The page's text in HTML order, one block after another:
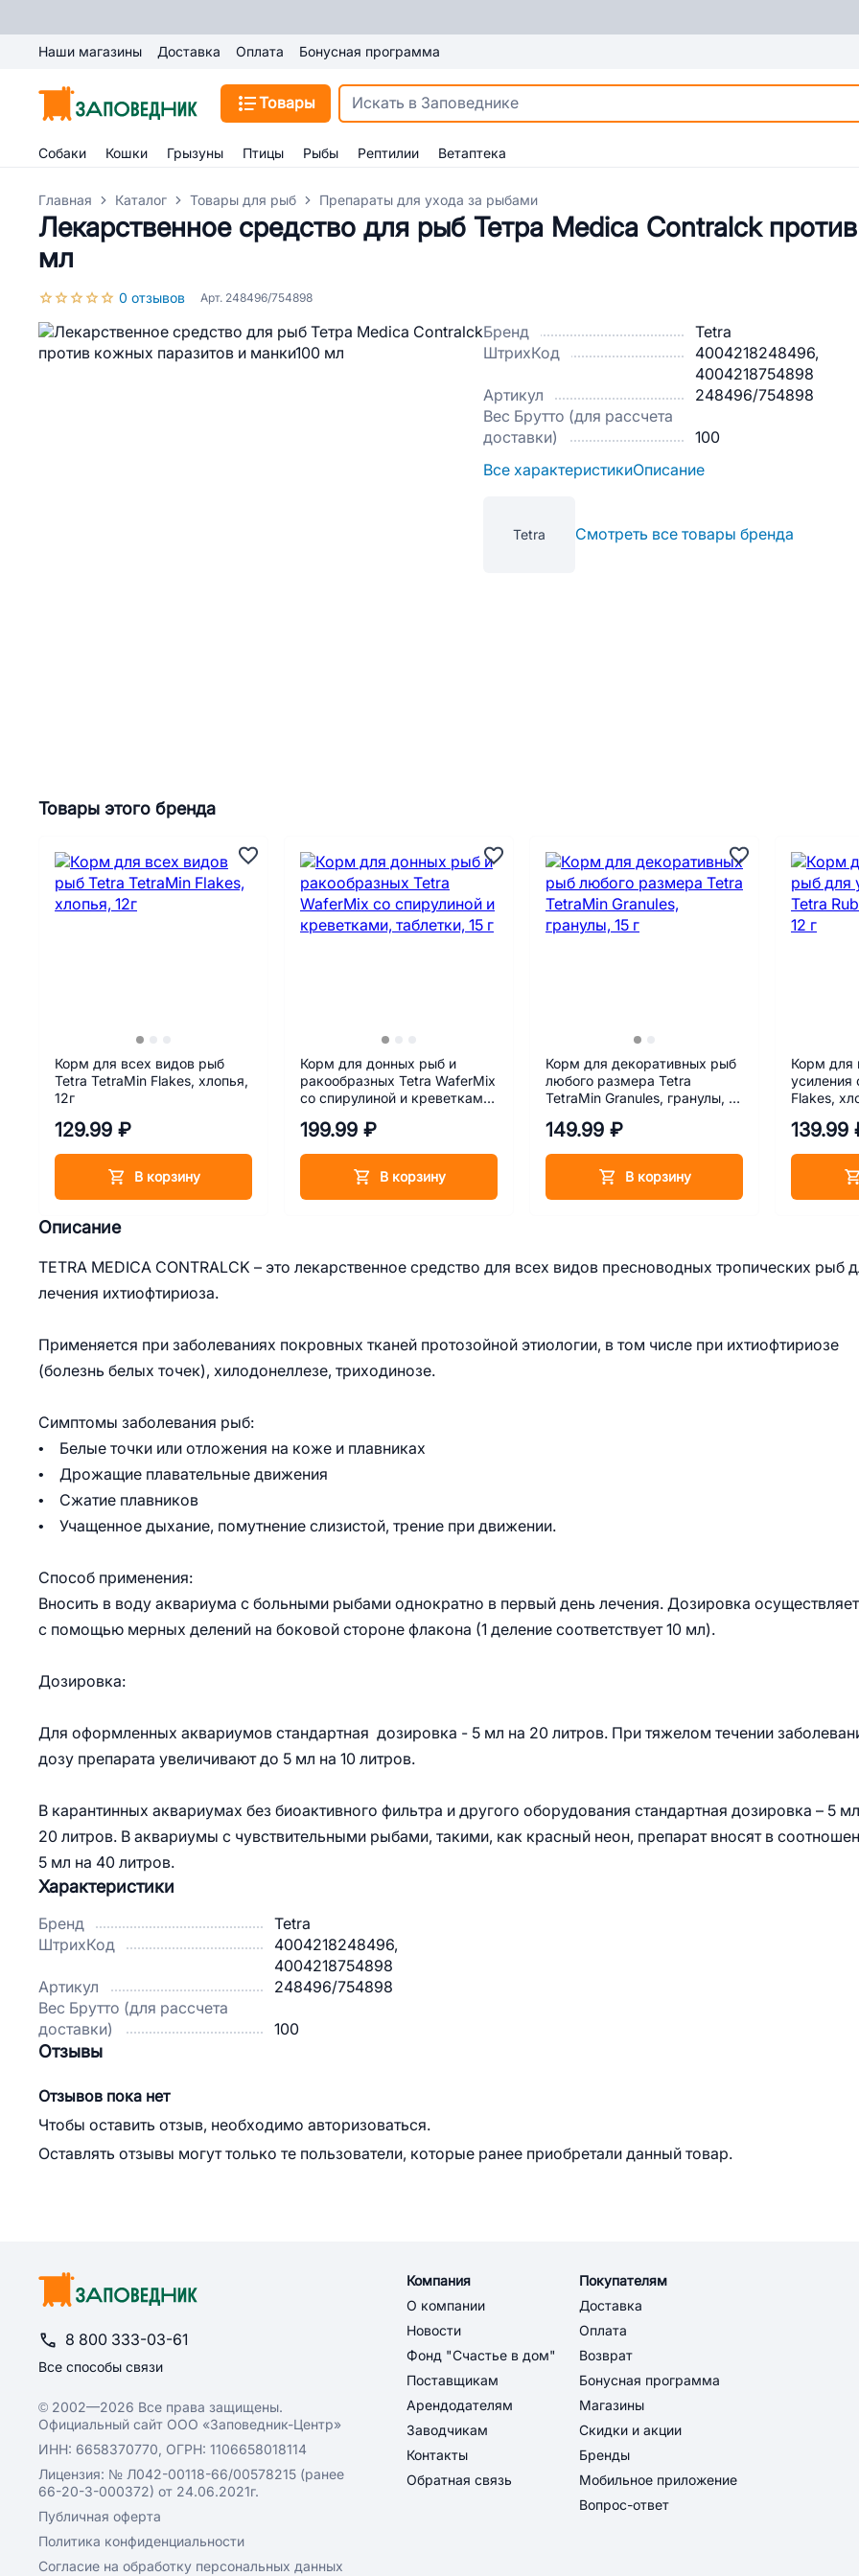
Наши магазины Доставка Оплата Бонусная программа
Товары
Собаки Кошки Грызуны Птицы Рыбы Рептилии Ветаптека
Главная Каталог Товары для рыб Препараты для ухода за рыбами
Лекарственное средство для рыб Тетра Medica Contralck
мл
0 отзывов Арт. 248496/754898
Бренд
Tetra
ШтрихКод
4004218248496,
4004218754898
Артикул
248496/754898
Вес Брутто (для рассчета
доставки)
100
Все характеристикиОписание
Tetra Смотреть все товары бренда
Описание
TETRA MEDICA CONTRALCK – это лекарственное средство для всех видов пресноводных тропических рыб
лечения ихтиофтириоза.
Применяется при заболеваниях покровных тканей протозойной этиологии, в том числе при ихтиофтириозе
(болезнь белых точек), хилодонеллезе, триходинозе.
Симптомы заболевания рыб:
• Белые точки или отложения на коже и плавниках
• Дрожащие плавательные движения
• Сжатие плавников
• Учащенное дыхание, помутнение слизистой, трение при движении.
Способ применения:
Вносить в воду аквариума с больными рыбами однократно в первый день лечения. Дозировка
с помощью мерных делений на боковой стороне флакона (1 деление соответствует 10 мл).
Дозировка:
Для оформленных аквариумов стандартная дозировка - 5 мл на 20 литров. При тяжелом течении
дозу препарата увеличивают до 5 мл на 10 литров.
В карантинных аквариумах без биоактивного фильтра и другого оборудования стандартная дозировка – 5
20 литров. В аквариумы с чувствительными рыбами, такими, как красный неон, препарат вносят в
5 мл на 40 литров.
Товары этого бренда
Корм для всех видов рыб
Tetra TetraMin Flakes, хлопья,
12г
129.99 ₽
В корзину
Корм для донных рыб и
ракообразных Tetra WaferMix
со спирулиной и креветками,
199.99 ₽
В корзину
Корм для декоративных рыб
любого размера Tetra
TetraMin Granules, гранулы, 15
149.99 ₽
В корзину
Корм для
усиления
Flakes,
139.99
Характеристики
Бренд
Tetra
ШтрихКод
4004218248496,
4004218754898
Артикул
248496/754898
Вес Брутто (для рассчета
доставки)
100
Отзывы
Отзывов пока нет
Чтобы оставить отзыв, необходимо авторизоваться.
Оставлять отзывы могут только те пользователи, которые ранее приобретали данный товар.
8 800 333-03-61
Все способы связи
© 2002—2026 Все права защищены.
Официальный сайт ООО «Заповедник-Центр»
ИНН: 6658370770, ОГРН: 1106658018114
Лицензия: № Л042-00118-66/00578215 (ранее
66-20-3-000372) от 24.06.2021г.
Публичная оферта
Политика конфиденциальности
Согласие на обработку персональных данных
Компания
О компании
Новости
Фонд "Счастье в дом"
Поставщикам
Арендодателям
Заводчикам
Контакты
Обратная связь
Покупателям
Доставка
Оплата
Возврат
Бонусная программа
Магазины
Скидки и акции
Бренды
Мобильное приложение
Вопрос-ответ